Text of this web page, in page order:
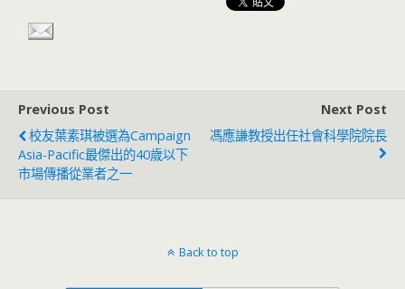
Previous Post
校友葉素琪被選為Campaign
Asia-Pacific最傑出的40歲以下
市場傳播從業者之一
Next Post
馮應謙教授出任社會科學院院長
Back to top